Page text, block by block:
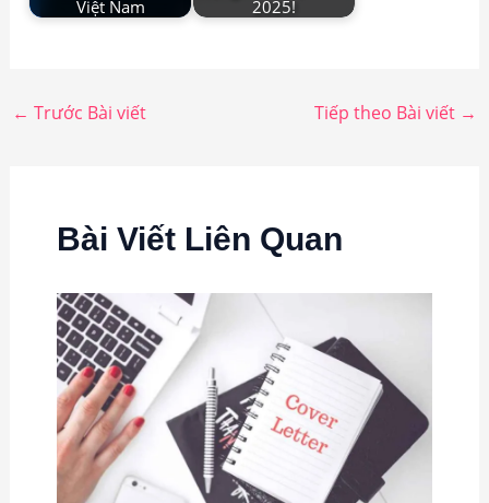
Việt Nam 2025!
← Trước Bài viết Tiếp theo Bài viết →
Bài Viết Liên Quan